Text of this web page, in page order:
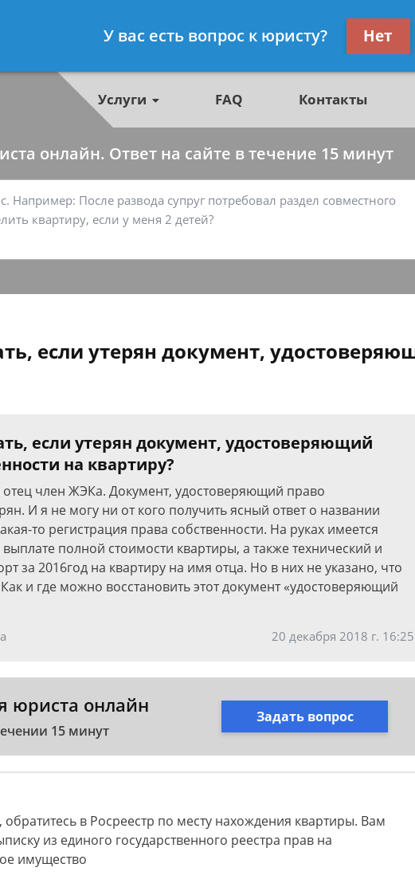
- Специалист по недвижимости, юрист
Услуги FAQ Контакты
онлайн. Ответ на сайте в течение 15 минут
если утерян документ,
если утерян документ, удостоверяющий
на квартиру?
отец член ЖЭКа. Документ, удостоверяющий право
И я не могу ни от кого получить ясный ответ о названии
то регистрация права собственности. На руках имеется
полной стоимости квартиры, а также технический и
за 2016год на квартиру на имя отца. Но в них не указано, что
и где можно восстановить этот документ «удостоверяющий
20 декабря 2018 г. 16:25
юриста онлайн
15 минут
Задать вопрос
обратитесь в Росреестр по месту нахождения квартиры. Вам
из единого государственного реестра прав на
имущество
У вас есть вопрос к юристу? Нет